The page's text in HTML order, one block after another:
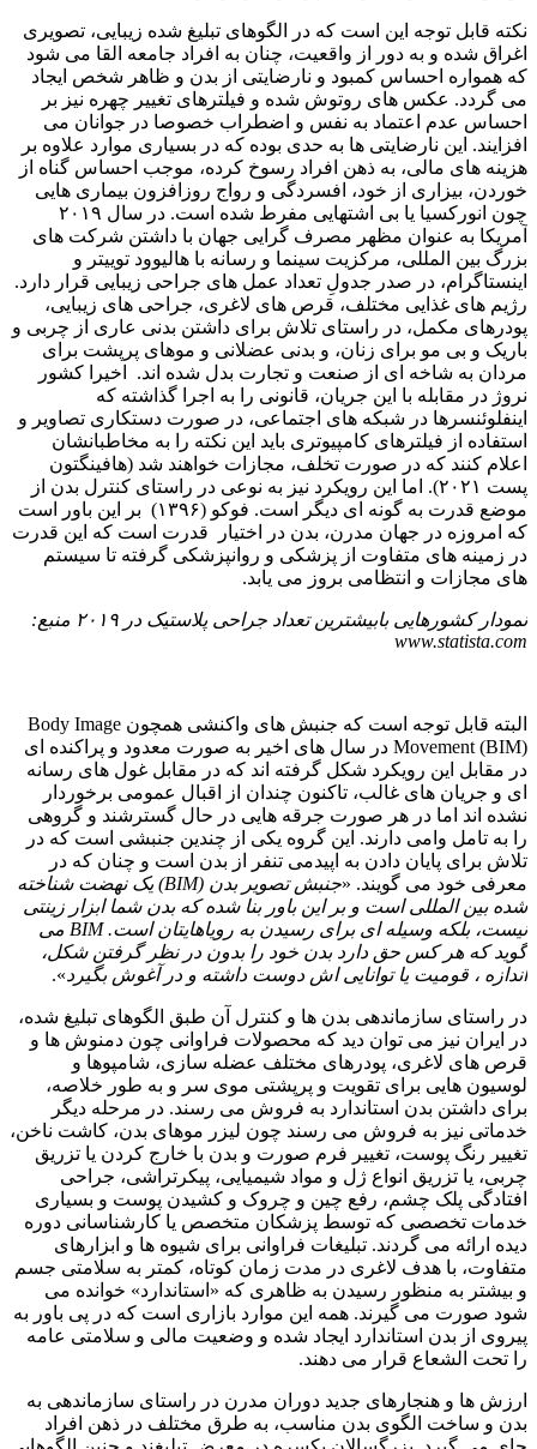
نکته قابل توجه این است که در الگوهای تبلیغ شده زیبایی، تصویری
اغراق شده و به دور از واقعیت، چنان به افراد جامعه القا می شود
که همواره احساس کمبود و نارضایتی از بدن و ظاهر شخص ایجاد
می گردد. عکس های روتوش شده و فیلترهای تغییر چهره نیز بر
احساس عدم اعتماد به نفس و اضطراب خصوصا در جوانان می
افزایند. این نارضایتی ها به حدی بوده که در بسیاری موارد علاوه بر
هزینه های مالی، به ذهن افراد رسوخ کرده، موجب احساس گناه از
خوردن، بیزاری از خود، افسردگی و رواج روزافزون بیماری هایی
چون انورکسیا یا بی اشتهایی مفرط شده است. در سال ۲۰۱۹
آمریکا به عنوان مظهر مصرف گرایی جهان با داشتن شرکت های
بزرگ بین المللی، مرکزیت سینما و رسانه با هالیوود توییتر و
اینستاگرام، در صدر جدولِ تعداد عمل های جراحی زیبایی قرار دارد.
رژیم های غذایی مختلف، قرص های لاغری، جراحی های زیبایی،
پودرهای مکمل، در راستای تلاش برای داشتن بدنی عاری از چربی و
باریک و بی مو برای زنان، و بدنی عضلانی و موهای پرپشت برای
مردان به شاخه ای از صنعت و تجارت بدل شده اند. اخیرا کشور
نروژ در مقابله با این جریان، قانونی را به اجرا گذاشته که
اینفلوئنسرها در شبکه های اجتماعی، در صورت دستکاری تصاویر و
استفاده از فیلترهای کامپیوتری باید این نکته را به مخاطبانشان
اعلام کنند که در صورت تخلف، مجازات خواهند شد (هافینگتون
پست ۲۰۲۱). اما این رویکرد نیز به نوعی در راستای کنترل بدن از
موضع قدرت به گونه ای دیگر است. فوکو (۱۳۹۶) بر این باور است
که امروزه در جهان مدرن، بدن در اختیار قدرت است که این قدرت
در زمینه های متفاوت از پزشکی و روانپزشکی گرفته تا سیستم
های مجازات و انتظامی بروز می یابد.
نمودار کشورهایی بابیشترین تعداد جراحی پلاستیک در ۲۰۱۹ منبع:
www.statista.com
البته قابل توجه است که جنبش های واکنشی همچون Body Image
Movement (BIM) در سال های اخیر به صورت معدود و پراکنده ای
در مقابل این رویکرد شکل گرفته اند که در مقابل غول های رسانه
ای و جریان های غالب، تاکنون چندان از اقبال عمومی برخوردار
نشده اند اما در هر صورت جرقه هایی در حال گسترشند و گروهی
را به تامل وامی دارند. این گروه یکی از چندین جنبشی است که در
تلاش برای پایان دادن به اپیدمی تنفر از بدن است و چنان که در
معرفی خود می گویند. «جنبش تصویر بدن (BIM
)یک نهضت شناخته
شده بین المللی است و بر این باور بنا شده که بدن شما ابزار زینتی
نیست، بلکه وسیله ای برای رسیدن به رویاهایتان است.
BIM می
گوید که هر کس حق دارد بدن خود را بدون در نظر گرفتن شکل،
اندازه ، قومیت یا توانایی اش دوست داشته و در آغوش بگیرد».
در راستای سازماندهی بدن ها و کنترل آن طبق الگوهای تبلیغ شده،
در ایران نیز می توان دید که محصولات فراوانی چون دمنوش ها و
قرص های لاغری، پودرهای مختلف عضله سازی، شامپوها و
لوسیون هایی برای تقویت و پرپشتی موی سر و به طور خلاصه،
برای داشتن بدن استاندارد به فروش می رسند. در مرحله دیگر
خدماتی نیز به فروش می رسند چون لیزر موهای بدن، کاشت ناخن،
تغییر رنگ پوست، تغییر فرم صورت و بدن با خارج کردن یا تزریق
چربی، یا تزریق انواع ژل و مواد شیمیایی، پیکرتراشی، جراحی
افتادگی پلک چشم، رفع چین و چروک و کشیدن پوست و بسیاری
خدمات تخصصی که توسط پزشکان متخصص یا کارشناسانی دوره
دیده ارائه می گردند. تبلیغات فراوانی برای شیوه ها و ابزارهای
متفاوت، با هدف لاغری در مدت زمان کوتاه، کمتر به سلامتی جسم
و بیشتر به منظور رسیدن به ظاهری که «استاندارد» خوانده می
شود صورت می گیرند. همه این موارد بازاری است که در پی باور به
پیروی از بدن استاندارد ایجاد شده و وضعیت مالی و سلامتی عامه
را تحت الشعاع قرار می دهند.
ارزش ها و هنجارهای جدید دوران مدرن در راستای سازماندهی به
بدن و ساخت الگوی بدن مناسب، به طرق مختلف در ذهن افراد